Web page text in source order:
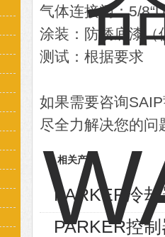
气体连接阀：5/
涂装：防锈底漆（
测试：根据要求
如果需要咨询
尽全力解决您的问
相关产品
PARKER冷
PARKER控